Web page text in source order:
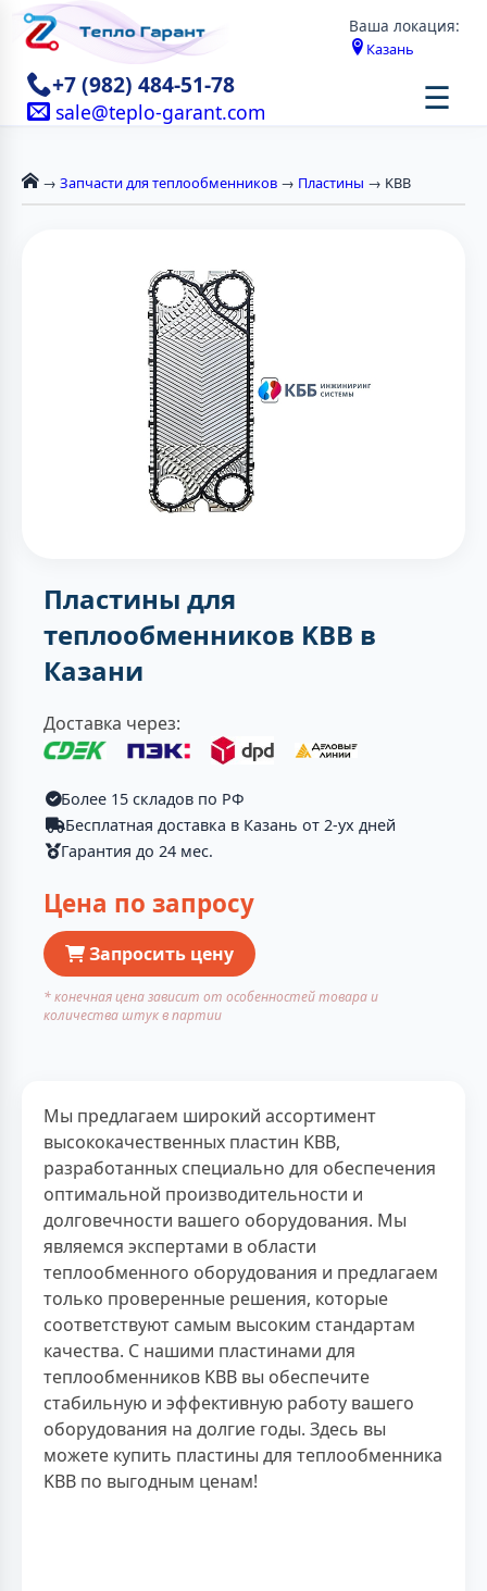
Ваша локация:
Казань
+7 (982) 484-51-78
sale@teplo-garant.com ☰
→ Запчасти для теплообменников → Пластины → KBB
Пластины для
теплообменников KBB в
Казани
Доставка через:
Более 15 складов по РФ
Бесплатная доставка в Казань от 2-ух дней
Гарантия до 24 мес.
Цена по запросу
Запросить цену
* конечная цена зависит от особенностей товара и
количества штук в партии
Мы предлагаем широкий ассортимент
высококачественных пластин KBB,
разработанных специально для обеспечения
оптимальной производительности и
долговечности вашего оборудования. Мы
являемся экспертами в области
теплообменного оборудования и предлагаем
только проверенные решения, которые
соответствуют самым высоким стандартам
качества. С нашими пластинами для
теплообменников KBB вы обеспечите
стабильную и эффективную работу вашего
оборудования на долгие годы. Здесь вы
можете купить пластины для теплообменника
KBB по выгодным ценам!